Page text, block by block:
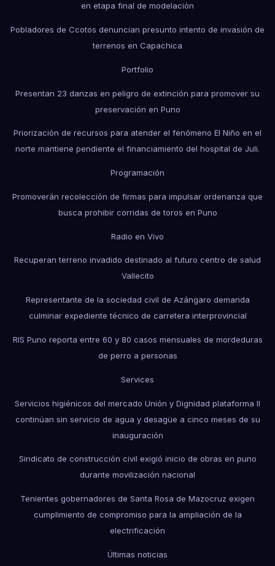
en etapa final de modelación
Pobladores de Ccotos denuncian presunto intento de invasión de
terrenos en Capachica
Portfolio
Presentan 23 danzas en peligro de extinción para promover su
preservación en Puno
Priorización de recursos para atender el fenómeno El Niño en el
norte mantiene pendiente el financiamiento del hospital de Juli.
Programación
Promoverán recolección de firmas para impulsar ordenanza que
busca prohibir corridas de toros en Puno
Radio en Vivo
Recuperan terreno invadido destinado al futuro centro de salud
Vallecito
Representante de la sociedad civil de Azángaro demanda
culminar expediente técnico de carretera interprovincial
RIS Puno reporta entre 60 y 80 casos mensuales de mordeduras
de perro a personas
Services
Servicios higiénicos del mercado Unión y Dignidad plataforma II
continúan sin servicio de agua y desagüe a cinco meses de su
inauguración
Sindicato de construcción civil exigió inicio de obras en puno
durante movilización nacional
Tenientes gobernadores de Santa Rosa de Mazocruz exigen
cumplimiento de compromiso para la ampliación de la
electrificación
Últimas noticias